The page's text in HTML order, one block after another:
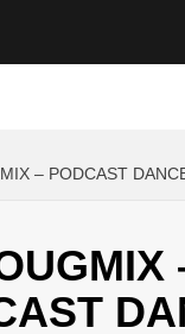
– PODCAST